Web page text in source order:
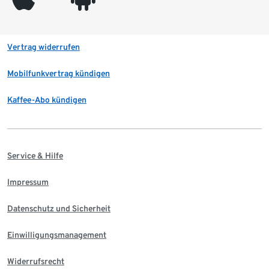
Vertrag widerrufen
Mobilfunkvertrag kündigen
Kaffee-Abo kündigen
Service & Hilfe
Impressum
Datenschutz und Sicherheit
Einwilligungsmanagement
Widerrufsrecht